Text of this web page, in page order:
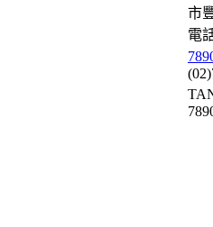
市
電